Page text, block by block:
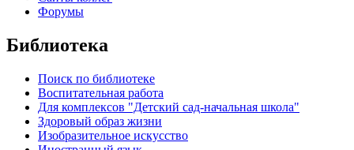
Форумы
Библиотека
Поиск по библиотеке
Воспитательная работа
Для комплексов "Детский сад-начальная школа"
Здоровый образ жизни
Изобразительное искусство